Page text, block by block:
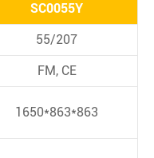
SC0055Y
55/207
FM, CE
1650*863*863